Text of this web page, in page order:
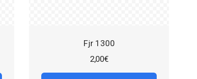
Fjr 1300
2,00€